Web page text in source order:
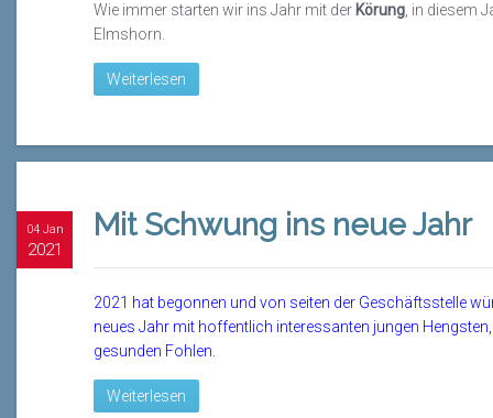
Wie immer starten wir ins Jahr mit der Körung , in diesem
Elmshorn.
Weiterlesen
04 Jan
2021
Mit Schwung ins neue Jahr
2021 hat begonnen und von seiten der Geschäftsstelle
neues Jahr mit hoffentlich interessanten jungen
gesunden Fohlen.
Weiterlesen